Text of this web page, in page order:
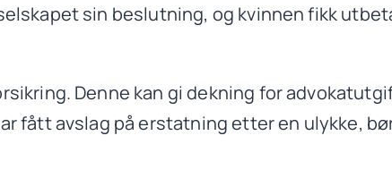
sin beslutning, og kvinnen fikk
Denne kan gi dekning for
fått avslag på erstatning etter en ulykke,